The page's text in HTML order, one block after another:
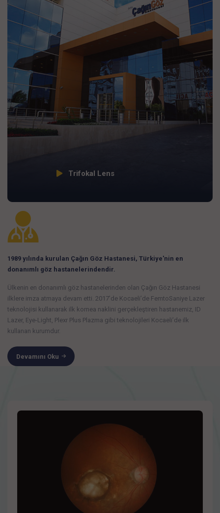
Trifokal Lens
1989 yılında kurulan Çağın Göz Hastanesi, Türkiye'nin en
donanımlı göz hastanelerindendir.
Ülkenin en donanımlı göz hastanelerinden olan Çağın Göz Hastanesi
ilklere imza atmaya devam etti. 2017’de Kocaeli’de FemtoSaniye Lazer
teknolojisi kullanarak ilk kornea naklini gerçekleştiren hastanemiz, ID
Lazer, Eye-Light, Plexr Plus Plazma gibi teknolojileri Kocaeli’de ilk
kullanan kurumdur.
Devamını Oku